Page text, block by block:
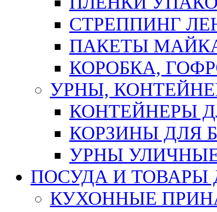
СТРЕППИНГ
ПАКЕТЫ
КОРОБКА,
УРНЫ,
КОНТЕЙНЕРЫ
КОРЗИНЫ ДЛЯ
УРНЫ
ПОСУДА И ТОВАРЫ
КУХОННЫЕ